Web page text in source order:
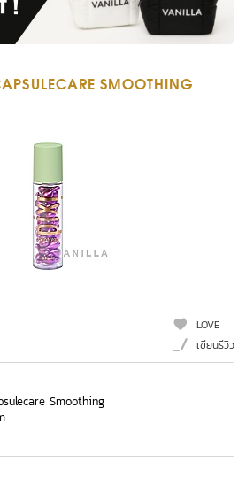
SMOOTHING
LOVE
เขียนรีวิว
Smoothing